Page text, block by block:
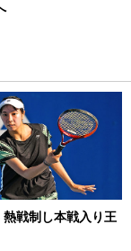
戦制し本戦入り王